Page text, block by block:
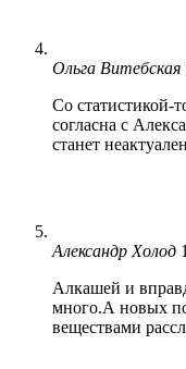
Ольга Витебская
Со статистикой-
согласна с
станет
Александр Холод
Алкашей и
много.А новых
веществами